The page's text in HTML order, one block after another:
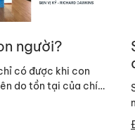
người?
có được khi con
do tồn tại của chính
người ngoài hành...